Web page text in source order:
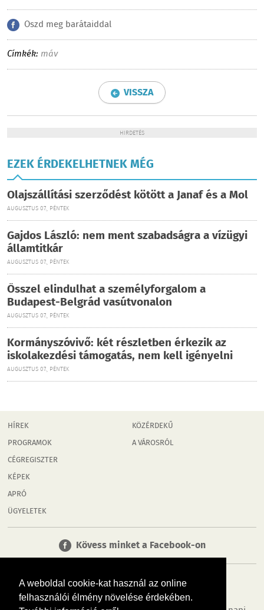
A weboldal cookie-kat használ az online
felhasználói élmény növelése érdekében.
Oszd meg barátaiddal
Címkék: máv
VISSZA
HIRDETÉS
EZEK ÉRDEKELHETNEK MÉG
Olajszállítási szerződést kötött a Janaf és a Mol
AUGUSZTUS 07., PÉNTEK
Gajdos László: nem ment szabadságra a vízügyi
államtitkár
AUGUSZTUS 07., PÉNTEK
Ősszel elindulhat a személyforgalom a
Budapest-Belgrád vasútvonalon
AUGUSZTUS 07., PÉNTEK
Kormányszóvivő: két részletben érkezik az
iskolakezdési támogatás, nem kell igényelni
AUGUSZTUS 07., PÉNTEK
HÍREK
PROGRAMOK
CÉGREGISZTER
KÉPEK
APRÓ
ÜGYELETEK
KÖZÉRDEKŰ
A VÁROSRÓL
Kövess minket a Facebook-on